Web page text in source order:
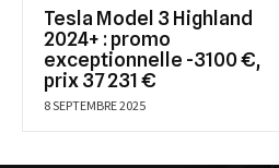
Tesla Model 3 Highland
2024+ : promo
exceptionnelle -3100 €,
prix 37 231 €
8 SEPTEMBRE 2025